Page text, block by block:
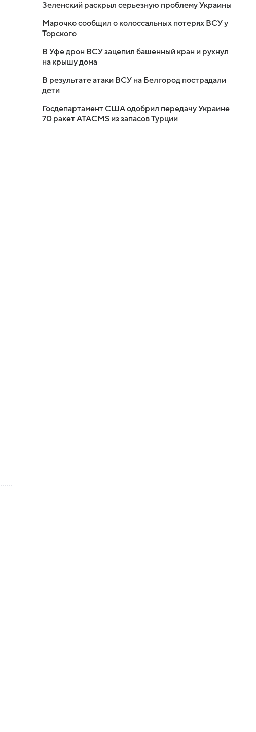
Зеленский раскрыл серьезную проблему Украины
Марочко сообщил о колоссальных потерях ВСУ у
Торского
В Уфе дрон ВСУ зацепил башенный кран и рухнул
на крышу дома
В результате атаки ВСУ на Белгород пострадали
дети
Госдепартамент США одобрил передачу Украине
70 ракет ATACMS из запасов Турции